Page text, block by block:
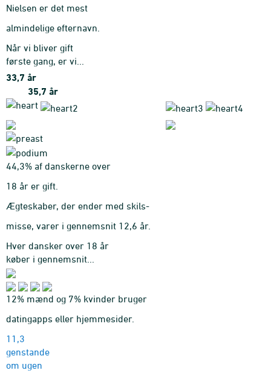
Nielsen er det mest
almindelige efternavn.
Når vi bliver gift
første gang, er vi...
33,7 år
35,7 år
44,3% af danskerne over
18 år er gift.
Ægteskaber, der ender med skils-
misse, varer i gennemsnit 12,6 år.
Hver dansker over 18 år
køber i gennemsnit...
12% mænd og 7% kvinder bruger
datingapps eller hjemmesider.
11,3
genstande
om ugen